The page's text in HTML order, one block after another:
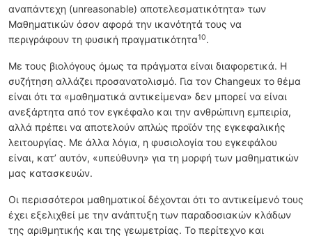
αναπάντεχη (unreasonable) αποτελεσματικότητα» των
Μαθηματικών όσον αφορά την ικανότητά τους να
περιγράφουν τη φυσική πραγματικότητα10.
Με τους βιολόγους όμως τα πράγματα είναι διαφορετικά. Η
συζήτηση αλλάζει προσανατολισμό. Για τον Changeux το θέμα
είναι ότι τα «μαθηματικά αντικείμενα» δεν μπορεί να είναι
ανεξάρτητα από τον εγκέφαλο και την ανθρώπινη εμπειρία,
αλλά πρέπει να αποτελούν απλώς προϊόν της εγκεφαλικής
λειτουργίας. Με άλλα λόγια, η φυσιολογία του εγκεφάλου
είναι, κατ’ αυτόν, «υπεύθυνη» για τη μορφή των μαθηματικών
μας κατασκευών.
Οι περισσότεροι μαθηματικοί δέχονται ότι το αντικείμενό τους
έχει εξελιχθεί με την ανάπτυξη των παραδοσιακών κλάδων
της αριθμητικής και της γεωμετρίας. Το περίτεχνο και